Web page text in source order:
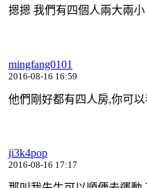
摁摁 我們有四個人兩大兩小
mingfang0101
2016-08-16 16:59
他們剛好都有四人房,你可
ji3k4pop
2016-08-16 17:17